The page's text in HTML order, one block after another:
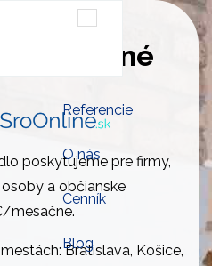
Referencie
O nás
Cenník
Blog
poskytujeme pre firmy,
a občianske
mesačne.
Bratislava, Košice,